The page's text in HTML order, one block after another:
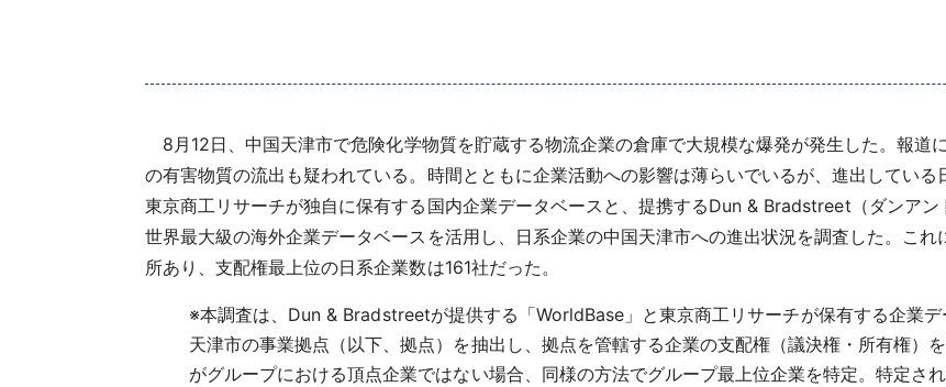
8月12日、中国天津市で危険化学物質を貯蔵する物流企業の倉庫で大規模な爆発が発生した。報道
の有害物質の流出も疑われている。時間とともに企業活動への影響は薄らいでいるが、進出している
東京商工リサーチが独自に保有する国内企業データベースと、提携するDun & Bradstreet（ダンア
世界最大級の海外企業データベースを活用し、日系企業の中国天津市への進出状況を調査した。こ
所あり、支配権最上位の日系企業数は161社だった。
※本調査は、Dun & Bradstreetが提供する「WorldBase」と東京商工リサーチが保有する企業
天津市の事業拠点（以下、拠点）を抽出し、拠点を管轄する企業の支配権（議決権・所有権）
がグループにおける頂点企業ではない場合、同様の方法でグループ最上位企業を特定。特定さ